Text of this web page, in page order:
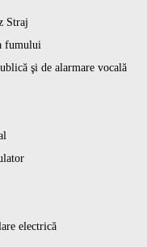
Straj
fumului
şi de alarmare vocală
electrică